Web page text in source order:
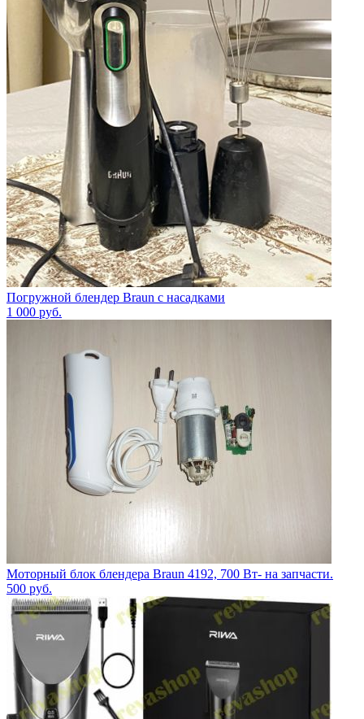
Погружной блендер Braun с насадками
1 000 руб.
Моторный блок блендера Braun 4192, 700 Вт- на запчасти.
500 руб.